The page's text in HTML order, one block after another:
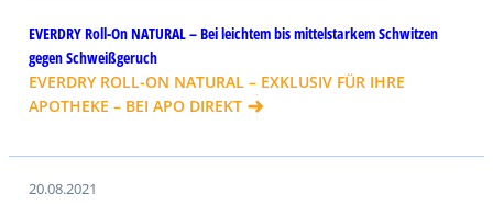
EVERDRY Roll-On NATURAL – Bei leichtem bis mittelstarkem Schwitzen
gegen Schweißgeruch
EVERDRY ROLL-ON NATURAL – EXKLUSIV FÜR IHRE
APOTHEKE – BEI APO DIREKT
20.08.2021